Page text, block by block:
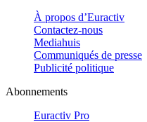
À propos d’Euractiv
Contactez-nous
Mediahuis
Communiqués de presse
Publicité politique
Abonnements
Euractiv Pro